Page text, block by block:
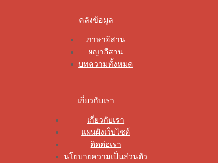
คลังข้อมูล
ภาษาอีสาน
ผญาอีสาน
บทความทั้งหมด
เกี่ยวกับเรา
เกี่ยวกับเรา
แผนผังเว็บไซต์
ติดต่อเรา
นโยบายความเป็นส่วนตัว